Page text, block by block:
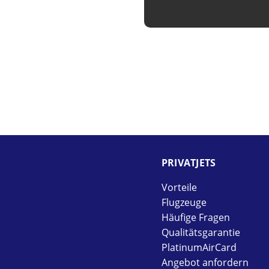
PRIVAT­JETS
Vorteile
Flugzeuge
Häufige Fragen
Qualitätsgarantie
PlatinumAirCard
Angebot anfordern